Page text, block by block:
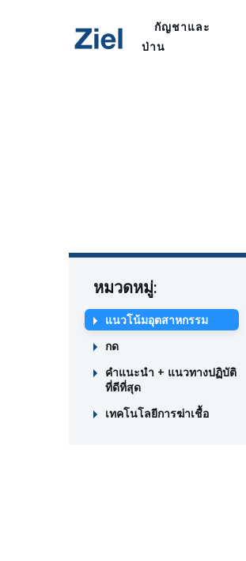
กัญชาและ
ป่าน
หมวดหมู่:
แนวโน้มอุตสาหกรรม
กด
คำแนะนำ + แนวทางปฏิบัติ
ที่ดีที่สุด
เทคโนโลยีการฆ่าเชื้อ